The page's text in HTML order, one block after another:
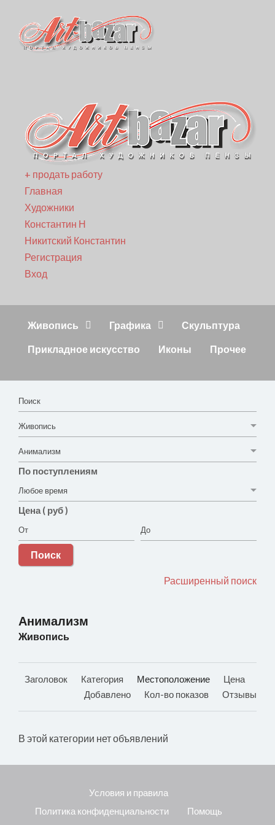
+ продать работу
Главная
Художники
Константин Н
Никитский Константин
Регистрация
Вход
Живопись Графика Скульптура
Прикладное искусство Иконы Прочее
По поступлениям
Цена ( руб )
Поиск
Расширенный поиск
Анимализм
Живопись
Заголовок Категория Местоположение
Цена
Добавлено
Кол-во показов Отзывы
В этой категории нет объявлений
Условия и правила
Политика конфиденциальности
Помощь